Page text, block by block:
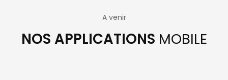
A venir
NOS APPLICATIONS MOBILE